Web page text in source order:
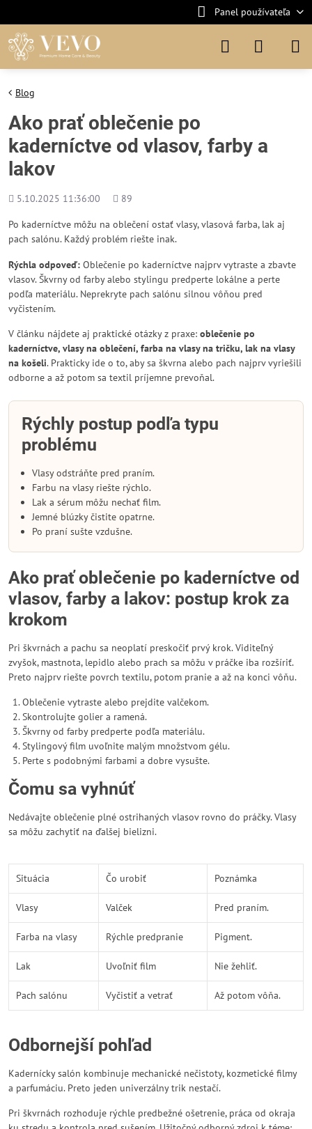
Panel používateľa
Blog
Ako prať oblečenie po
kaderníctve od vlasov, farby a
lakov
Pridané
5.10.2025 11:36:00
Počet
89
Po kaderníctve môžu na oblečení ostať vlasy, vlasová farba, lak aj
pach salónu. Každý problém riešte inak.
Rýchla odpoveď: Oblečenie po kaderníctve najprv vytraste a zbavte
vlasov. Škvrny od farby alebo stylingu predperte lokálne a perte
podľa materiálu. Neprekryte pach salónu silnou vôňou pred
vyčistením.
V článku nájdete aj praktické otázky z praxe: oblečenie po
kaderníctve, vlasy na oblečení, farba na vlasy na tričku, lak na vlasy
na košeli. Prakticky ide o to, aby sa škvrna alebo pach najprv vyriešili
odborne a až potom sa textil príjemne prevoňal.
Rýchly postup podľa typu
problému
Vlasy odstráňte pred praním.
Farbu na vlasy riešte rýchlo.
Lak a sérum môžu nechať film.
Jemné blúzky čistite opatrne.
Po praní sušte vzdušne.
Ako prať oblečenie po kaderníctve od
vlasov, farby a lakov: postup krok za
krokom
Pri škvrnách a pachu sa neoplatí preskočiť prvý krok. Viditeľný
zvyšok, mastnota, lepidlo alebo prach sa môžu v práčke iba rozšíriť.
Preto najprv riešte povrch textilu, potom pranie a až na konci vôňu.
Oblečenie vytraste alebo prejdite valčekom.
Skontrolujte golier a ramená.
Škvrny od farby predperte podľa materiálu.
Stylingový film uvoľnite malým množstvom gélu.
Perte s podobnými farbami a dobre vysušte.
Čomu sa vyhnúť
Nedávajte oblečenie plné ostrihaných vlasov rovno do práčky. Vlasy
sa môžu zachytiť na ďalšej bielizni.
Situácia Čo urobiť Poznámka
Vlasy Valček Pred praním.
Farba na vlasy Rýchle predpranie Pigment.
Lak Uvoľniť film Nie žehliť.
Pach salónu Vyčistiť a vetrať Až potom vôňa.
Odbornejší pohľad
Kadernícky salón kombinuje mechanické nečistoty, kozmetické filmy
a parfumáciu. Preto jeden univerzálny trik nestačí.
Pri škvrnách rozhoduje rýchle predbežné ošetrenie, práca od okraja